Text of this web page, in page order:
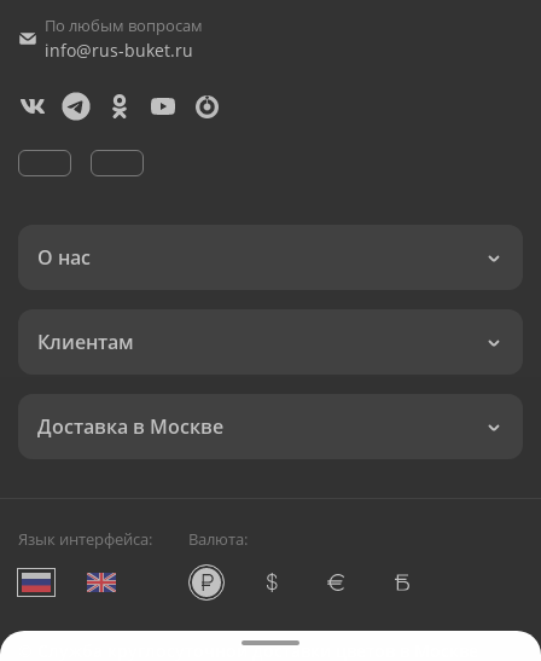
По любым вопросам
info@rus-buket.ru
О нас
Клиентам
Доставка в Москве
Язык интерфейса: Валюта:
Служба круглосуточной доставки цветов в Москве